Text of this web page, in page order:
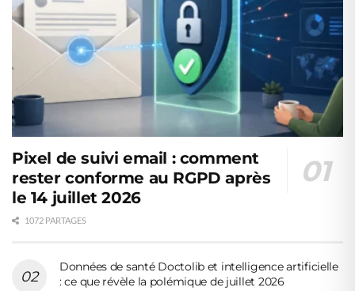
Pixel de suivi email : comment
rester conforme au RGPD après
le 14 juillet 2026
1072 PARTAGES
Données de santé Doctolib et intelligence artificielle
: ce que révèle la polémique de juillet 2026